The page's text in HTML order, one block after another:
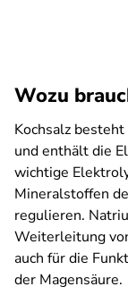
Wozu
Kochsalz
und enthält die
wichtige
Mineralstoffen
regulieren.
Weiterleitung
auch für die
der Magensäure.